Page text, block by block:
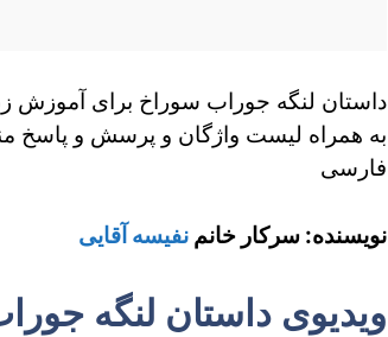
آقایی
داستان لنگه جوراب سوراخ برای آموزش
به همراه لیست واژگان و پرسش و پاسخ
فارسی
نویسنده: سرکار خانم نفیسه آقایی
ویدیوی داستان لنگه